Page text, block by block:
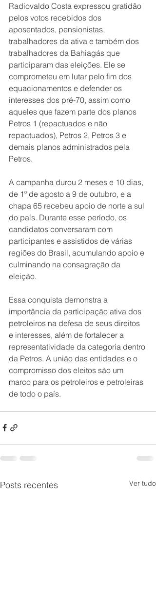
Radiovaldo Costa expressou gratidão
pelos votos recebidos dos
aposentados, pensionistas,
trabalhadores da ativa e também dos
trabalhadores da Bahiagás que
participaram das eleições. Ele se
comprometeu em lutar pelo fim dos
equacionamentos e defender os
interesses dos pré-70, assim como
aqueles que fazem parte dos planos
Petros 1 (repactuados e não
repactuados), Petros 2, Petros 3 e
demais planos administrados pela
Petros.
A campanha durou 2 meses e 10 dias,
de 1º de agosto a 9 de outubro, e a
chapa 65 recebeu apoio de norte a sul
do país. Durante esse período, os
candidatos conversaram com
participantes e assistidos de várias
regiões do Brasil, acumulando apoio e
culminando na consagração da
eleição.
Essa conquista demonstra a
importância da participação ativa dos
petroleiros na defesa de seus direitos
e interesses, além de fortalecer a
representatividade da categoria dentro
da Petros. A união das entidades e o
compromisso dos eleitos são um
marco para os petroleiros e petroleiras
de todo o país.
Posts recentes Ver tudo